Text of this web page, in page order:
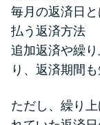
毎月の返済日
払う返済方法
追加返済や繰
り、返済期間も
ただし、繰り